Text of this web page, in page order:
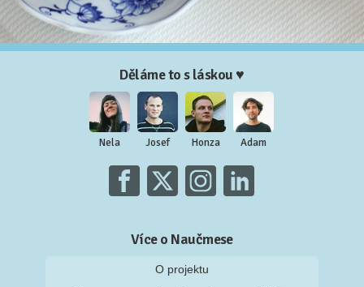
Děláme to s láskou ♥
Nela Josef Honza Adam
Více o Naučmese
O projektu